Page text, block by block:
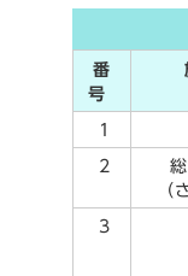
番
号
1
2
（
3